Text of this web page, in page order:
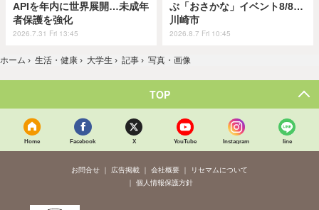
APIを年内に世界展開…未成年
者保護を強化
2026.7.31 Fri 13:45
ぶ「おさかな」イベント8/8…
川崎市
2026.8.7 Fri 10:45
ホーム › 生活・健康 › 大学生 › 記事 › 写真・画像
TOP
Home Facebook X YouTube Instagram line
お問合せ 広告掲載 会社概要
リセマムについて
個人情報保護方針